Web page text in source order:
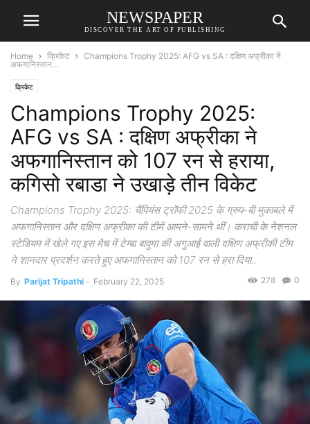
NEWSPAPER
DISCOVER THE ART OF PUBLISHING
Home क्रिकेट
Champions Trophy 2025: AFG vs SA : दक्षिण अफ्रीका ने
अफगानिस्तान...
क्रिकेट
Champions Trophy 2025:
AFG vs SA : दक्षिण अफ्रीका ने
अफगानिस्तान को 107 रन से हराया,
कगिसो रबाडा ने उखाड़े तीन विकेट
Champions Trophy 2025: चैंपियंस ट्रॉफी 2025 के ग्रुप-बी मुकाबले में
अफगानिस्तान और दक्षिण अफ्रीका की टीमें आमने-सामने थीं। कराची के नेशनल
स्टेडियम में खेले गए इस मैच में टेम्बा बावुमा की अगुआई वाली दक्षिण अफ्रीकी टीम
ने शानदार प्रदर्शन करते हुए अफगानिस्तान को 107 रन से हरा दिया..
By Parijat Tripathi - February 22, 2025 0
278